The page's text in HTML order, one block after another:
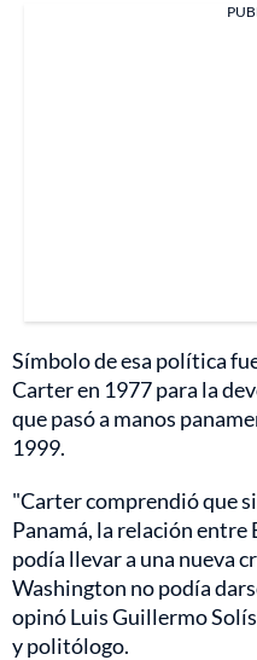
Símbolo de esa política
Carter en 1977 para la
que pasó a manos
1999.
"Carter comprendió que
Panamá, la relación entre
podía llevar a una nueva
Washington no podía
opinó Luis Guillermo
y politólogo.